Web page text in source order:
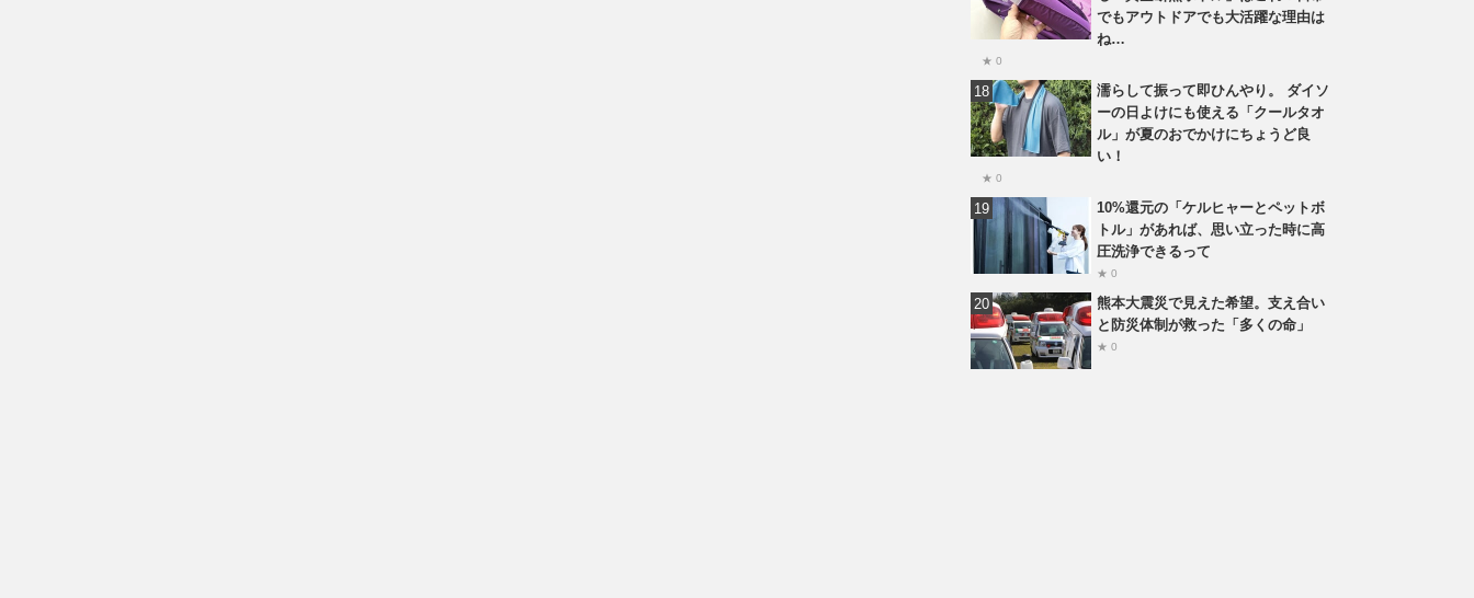
でもアウトドアでも大活躍な理由は
ね…
★ 0
濡らして振って即ひんやり。 ダイソ
ーの日よけにも使える「クールタオ
ル」が夏のおでかけにちょうど良
い！
★ 0
10%還元の「ケルヒャーとペットボ
トル」があれば、思い立った時に高
圧洗浄できるって
★ 0
熊本大震災で見えた希望。支え合い
と防災体制が救った「多くの命」
★ 0